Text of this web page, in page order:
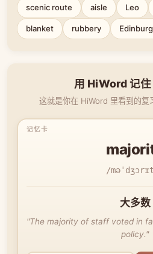
scenic route aisle Leo
blanket rubbery
用 HiWord 记住
这就是你在 HiWord 里看到的
/
大多数
"The majority of staff voted in
policy."